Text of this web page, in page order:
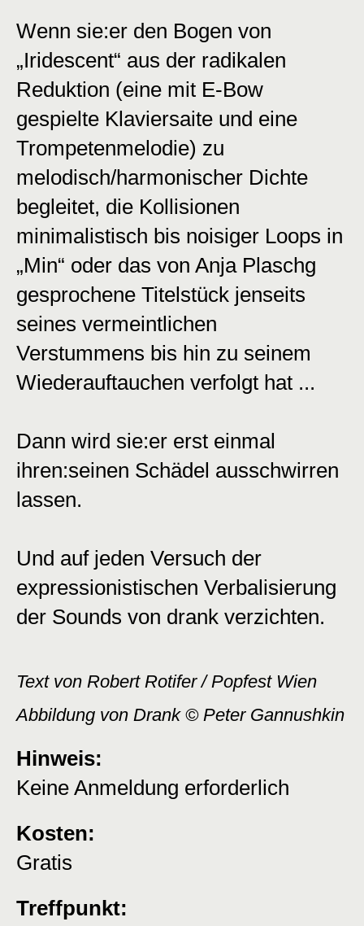
Wenn sie:er den Bogen von
„Iridescent“ aus der radikalen
Reduktion (eine mit E-Bow
gespielte Klaviersaite und eine
Trompetenmelodie) zu
melodisch/harmonischer Dichte
begleitet, die Kollisionen
minimalistisch bis noisiger Loops in
„Min“ oder das von Anja Plaschg
gesprochene Titelstück jenseits
seines vermeintlichen
Verstummens bis hin zu seinem
Wiederauftauchen verfolgt hat ...
Dann wird sie:er erst einmal
ihren:seinen Schädel ausschwirren
lassen.
Und auf jeden Versuch der
expressionistischen Verbalisierung
der Sounds von drank verzichten.
Text von Robert Rotifer / Popfest Wien
Abbildung von Drank © Peter Gannushkin
Hinweis:
Keine Anmeldung erforderlich
Kosten:
Gratis
Treffpunkt: